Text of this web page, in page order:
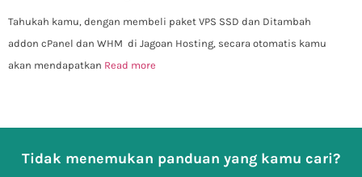
Tahukah kamu, dengan membeli paket VPS SSD dan Ditambah
addon cPanel dan WHM di Jagoan Hosting, secara otomatis kamu
akan mendapatkan Read more
Tidak menemukan panduan yang kamu cari?